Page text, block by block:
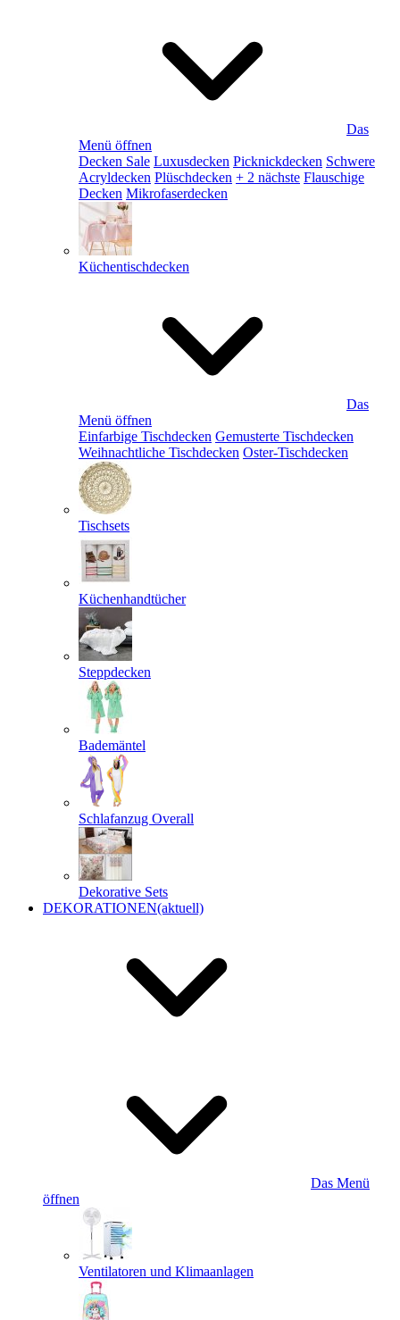
Das
Menü öffnen
Decken Sale Luxusdecken Picknickdecken Schwere
Acryldecken Plüschdecken + 2 nächste Flauschige
Decken Mikrofaserdecken
Küchentischdecken
Das
Menü öffnen
Einfarbige Tischdecken Gemusterte Tischdecken
Weihnachtliche Tischdecken Oster-Tischdecken
Tischsets
Küchenhandtücher
Steppdecken
Bademäntel
Schlafanzug Overall
Dekorative Sets
DEKORATIONEN(aktuell)
Das Menü
öffnen
Ventilatoren und Klimaanlagen